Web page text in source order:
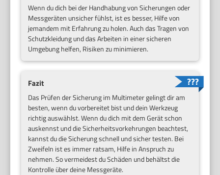
Wenn du dich bei der Handhabung von Sicherungen oder
Messgeräten unsicher fühlst, ist es besser, Hilfe von
jemandem mit Erfahrung zu holen. Auch das Tragen von
Schutzkleidung und das Arbeiten in einer sicheren
Umgebung helfen, Risiken zu minimieren.
Fazit
Das Prüfen der Sicherung im Multimeter gelingt dir am
besten, wenn du vorbereitet bist und dein Werkzeug
richtig auswählst. Wenn du dich mit dem Gerät schon
auskennst und die Sicherheitsvorkehrungen beachtest,
kannst du die Sicherung schnell und sicher testen. Bei
Zweifeln ist es immer ratsam, Hilfe in Anspruch zu
nehmen. So vermeidest du Schäden und behältst die
Kontrolle über deine Messgeräte.